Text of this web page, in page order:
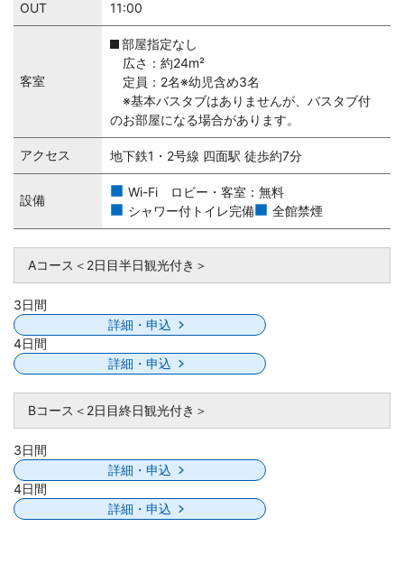
OUT 11:00
客室
部屋指定なし
広さ：約24m²
定員：2名※幼児含め3名
※基本バスタブはありませんが、バスタブ付
のお部屋になる場合があります。
アクセス 地下鉄1・2号線 四面駅 徒歩約7分
設備
Wi-Fi ロビー・客室：無料
シャワー付トイレ完備
全館禁煙
Aコース＜2日目半日観光付き＞
3日間
詳細・申込
4日間
詳細・申込
Bコース＜2日目終日観光付き＞
3日間
詳細・申込
4日間
詳細・申込